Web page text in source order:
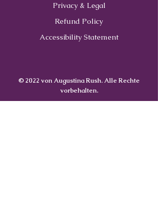
Privacy & Legal
Refund Policy
Accessibility Statement
© 2022 von Augustina Rush. Alle Rechte
vorbehalten.